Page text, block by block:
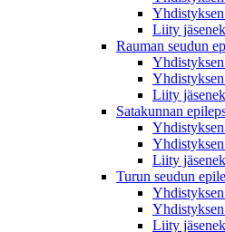
Liity
Rauman seudun
Liity
Satakunnan
Liity
Turun seudun
Liity